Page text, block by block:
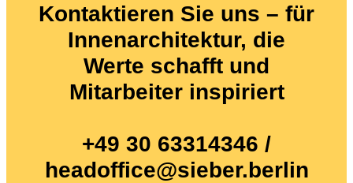
Kontaktieren Sie uns – für
Innenarchitektur, die
Werte schafft und
Mitarbeiter inspiriert
+49 30 63314346 /
headoffice@sieber.berlin